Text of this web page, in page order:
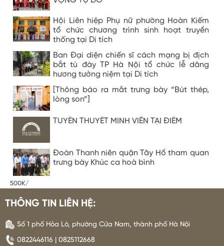
Hội Liên hiệp Phụ nữ phường Hoàn Kiếm
tổ chức chương trình sinh hoạt truyền
thống tại Di tích
Ban Đại diện chiến sĩ cách mạng bị địch
bắt tù đày TP Hà Nội tổ chức lễ dâng
hương tưởng niệm tại Di tích
[Thông báo ra mắt trưng bày “Bút thép,
lòng son”]
TUYỂN THUYẾT MINH VIÊN TẠI ĐIỂM
Đoàn Thanh niên quận Tây Hồ tham quan
trưng bày Khúc ca hoà bình
500K/
THÔNG TIN LIÊN HỆ:
Số 1 phố Hỏa Lò, phường Cửa Nam, thành phố Hà Nội
0822446116 | 0825112668